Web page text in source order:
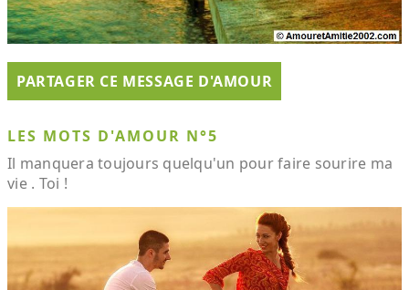
PARTAGER CE MESSAGE D'AMOUR
LES MOTS D'AMOUR N°5
Il manquera toujours quelqu'un pour faire sourire ma
vie . Toi !